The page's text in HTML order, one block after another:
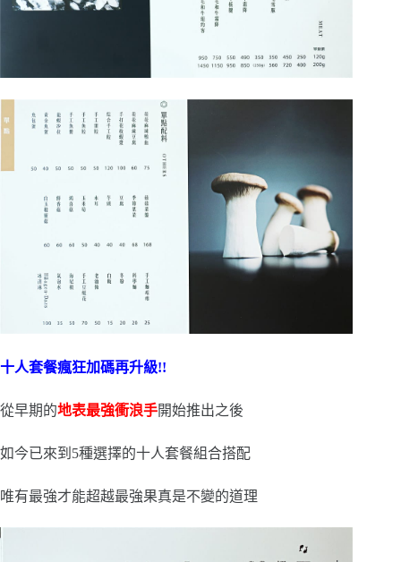
十人套餐瘋狂加碼再升級!!
從早期的地表最強衝浪手開始推出之後
如今已來到5種選擇的十人套餐組合搭配
唯有最強才能超越最強果真是不變的道理